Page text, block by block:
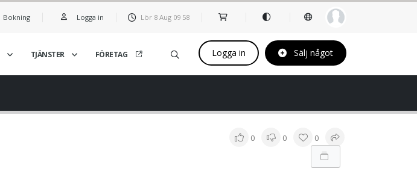
Bokning Logga in Lör 8 Aug 09 59
TJÄNSTER FÖRETAG Logga in Sälj något
0 0 0